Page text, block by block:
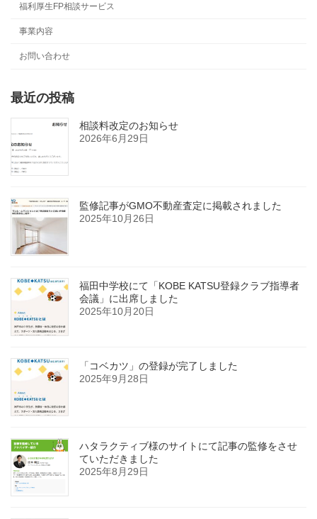
福利厚生FP相談サービス
事業内容
お問い合わせ
最近の投稿
相談料改定のお知らせ
2026年6月29日
監修記事がGMO不動産査定に掲載されました
2025年10月26日
福田中学校にて「KOBE KATSU登録クラブ指導者
会議」に出席しました
2025年10月20日
「コベカツ」の登録が完了しました
2025年9月28日
ハタラクティブ様のサイトにて記事の監修をさせ
ていただきました
2025年8月29日